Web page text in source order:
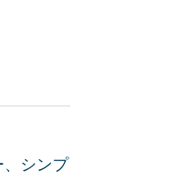
シンプ